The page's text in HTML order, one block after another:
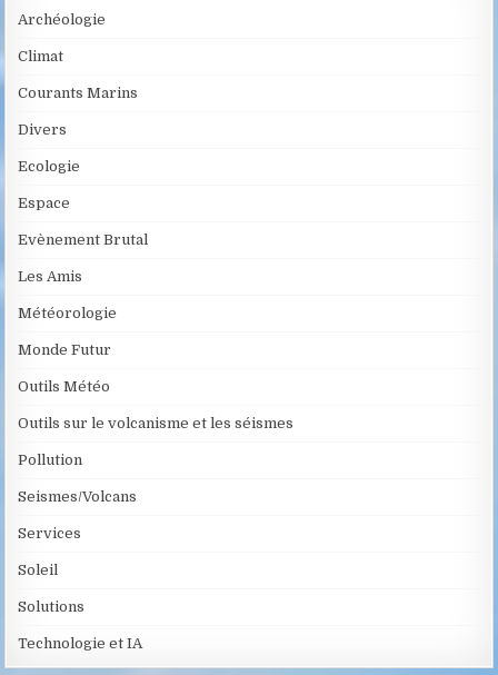
Archéologie
Climat
Courants Marins
Divers
Ecologie
Espace
Evènement Brutal
Les Amis
Météorologie
Monde Futur
Outils Météo
Outils sur le volcanisme et les séismes
Pollution
Seismes/Volcans
Services
Soleil
Solutions
Technologie et IA